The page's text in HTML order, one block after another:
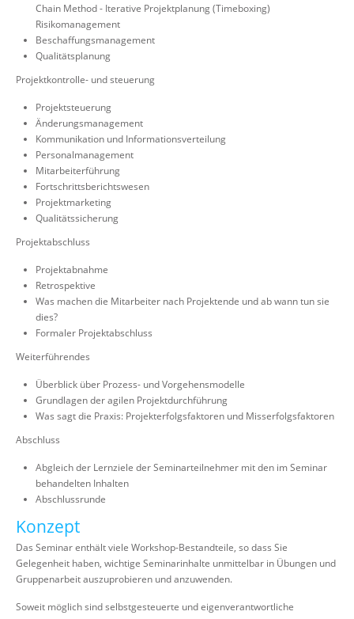
Chain Method - Iterative Projektplanung (Timeboxing)
Risikomanagement
Beschaffungsmanagement
Qualitätsplanung
Projektkontrolle- und steuerung
Projektsteuerung
Änderungsmanagement
Kommunikation und Informationsverteilung
Personalmanagement
Mitarbeiterführung
Fortschrittsberichtswesen
Projektmarketing
Qualitätssicherung
Projektabschluss
Projektabnahme
Retrospektive
Was machen die Mitarbeiter nach Projektende und ab wann tun sie
dies?
Formaler Projektabschluss
Weiterführendes
Überblick über Prozess- und Vorgehensmodelle
Grundlagen der agilen Projektdurchführung
Was sagt die Praxis: Projekterfolgsfaktoren und Misserfolgsfaktoren
Abschluss
Abgleich der Lernziele der Seminarteilnehmer mit den im Seminar
behandelten Inhalten
Abschlussrunde
Konzept
Das Seminar enthält viele Workshop-Bestandteile, so dass Sie
Gelegenheit haben, wichtige Seminarinhalte unmittelbar in Übungen und
Gruppenarbeit auszuprobieren und anzuwenden.
Soweit möglich sind selbstgesteuerte und eigenverantwortliche